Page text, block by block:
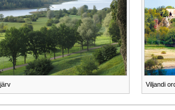
Viljandi